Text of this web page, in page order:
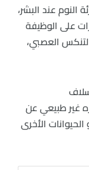
النوم عند البشر،
على الوظيفة
العصبي،
غير طبيعي عن
الأخرى